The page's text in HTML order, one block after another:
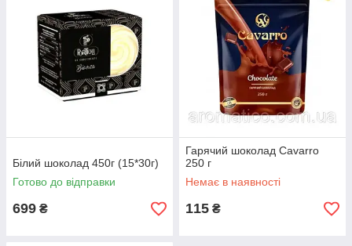
Білий шоколад 450г (15*30г)
Готово до відправки
699 ₴
Гарячий шоколад Cavarro
250 г
Немає в наявності
115 ₴